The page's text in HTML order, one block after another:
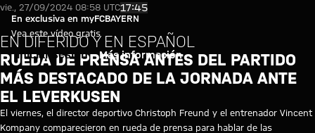
Vídeo: Rueda de prensa previa
Reproducir vídeo
En exclusiva en myFCBAYERN
Vea este vídeo gratis
Iniciar sesión Más información
vie., 27/09/2024 08:58 UTC17:45
EN DIFERIDO Y EN ESPAÑOL
RUEDA DE PRENSA ANTES DEL PARTIDO
MÁS DESTACADO DE LA JORNADA ANTE
EL LEVERKUSEN
El viernes, el director deportivo Christoph Freund y el entrenador Vincent
Kompany comparecieron en rueda de prensa para hablar de las